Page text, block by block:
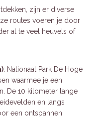
zijn er diverse
routes voeren je door
al te veel heuvels of
: Nationaal Park De Hoge
waarmee je een
De 10 kilometer lange
en langs
een ontspannen